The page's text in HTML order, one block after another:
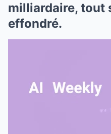
milliardaire, tout
effondré.